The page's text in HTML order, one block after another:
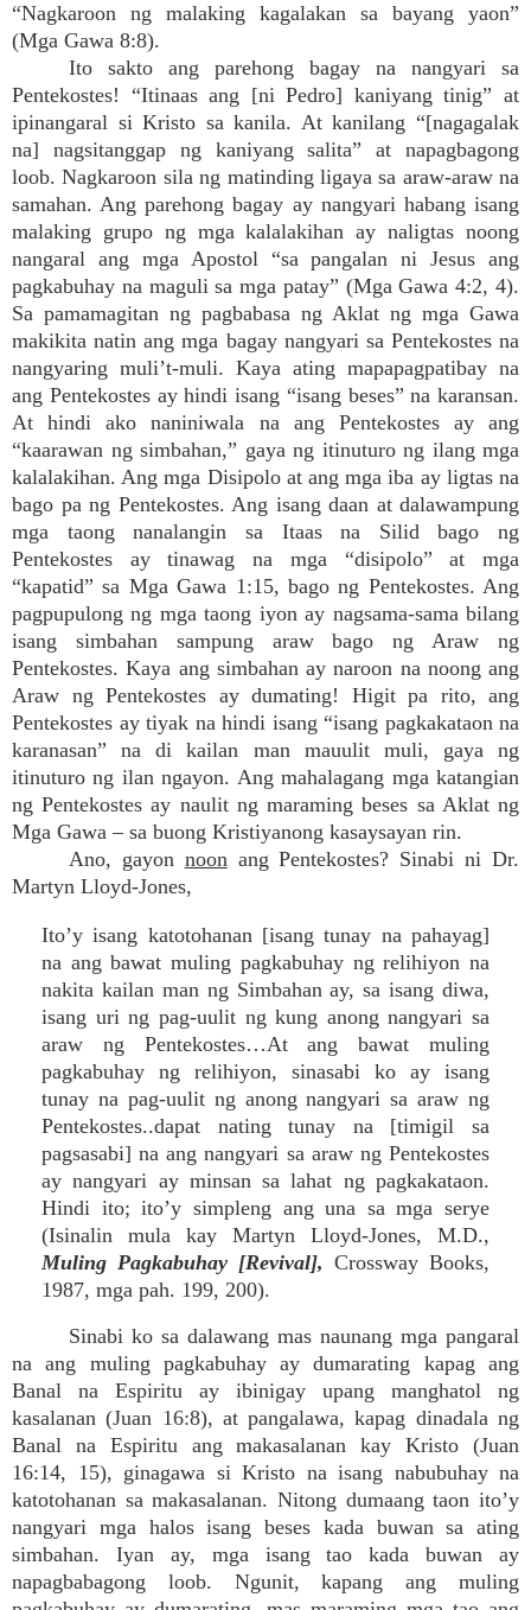
“Nagkaroon ng malaking kagalakan sa bayang yaon”
(Mga Gawa 8:8).
Ito sakto ang parehong bagay na nangyari sa
Pentekostes! “Itinaas ang [ni Pedro] kaniyang tinig” at
ipinangaral si Kristo sa kanila. At kanilang “[nagagalak
na] nagsitanggap ng kaniyang salita” at napagbagong
loob. Nagkaroon sila ng matinding ligaya sa araw-araw na
samahan. Ang parehong bagay ay nangyari habang isang
malaking grupo ng mga kalalakihan ay naligtas noong
nangaral ang mga Apostol “sa pangalan ni Jesus ang
pagkabuhay na maguli sa mga patay” (Mga Gawa 4:2, 4).
Sa pamamagitan ng pagbabasa ng Aklat ng mga Gawa
makikita natin ang mga bagay nangyari sa Pentekostes na
nangyaring muli’t-muli. Kaya ating mapapagpatibay na
ang Pentekostes ay hindi isang “isang beses” na karansan.
At hindi ako naniniwala na ang Pentekostes ay ang
“kaarawan ng simbahan,” gaya ng itinuturo ng ilang mga
kalalakihan. Ang mga Disipolo at ang mga iba ay ligtas na
bago pa ng Pentekostes. Ang isang daan at dalawampung
mga taong nanalangin sa Itaas na Silid bago ng
Pentekostes ay tinawag na mga “disipolo” at mga
“kapatid” sa Mga Gawa 1:15, bago ng Pentekostes. Ang
pagpupulong ng mga taong iyon ay nagsama-sama bilang
isang simbahan sampung araw bago ng Araw ng
Pentekostes. Kaya ang simbahan ay naroon na noong ang
Araw ng Pentekostes ay dumating! Higit pa rito, ang
Pentekostes ay tiyak na hindi isang “isang pagkakataon na
karanasan” na di kailan man mauulit muli, gaya ng
itinuturo ng ilan ngayon. Ang mahalagang mga katangian
ng Pentekostes ay naulit ng maraming beses sa Aklat ng
Mga Gawa – sa buong Kristiyanong kasaysayan rin.
Ano, gayon noonang Pentekostes? Sinabi ni Dr.
Martyn Lloyd-Jones,
Ito’y isang katotohanan [isang tunay na pahayag]
na ang bawat muling pagkabuhay ng relihiyon na
nakita kailan man ng Simbahan ay, sa isang diwa,
isang uri ng pag-uulit ng kung anong nangyari sa
araw ng Pentekostes…At ang bawat muling
pagkabuhay ng relihiyon, sinasabi ko ay isang
tunay na pag-uulit ng anong nangyari sa araw ng
Pentekostes..dapat nating tunay na [timigil sa
pagsasabi] na ang nangyari sa araw ng Pentekostes
ay nangyari ay minsan sa lahat ng pagkakataon.
Hindi ito; ito’y simpleng ang una sa mga serye
(Isinalin mula kay Martyn Lloyd-Jones, M.D.,
Muling Pagkabuhay [Revival], Crossway Books,
1987, mga pah. 199, 200).
Sinabi ko sa dalawang mas naunang mga pangaral
na ang muling pagkabuhay ay dumarating kapag ang
Banal na Espiritu ay ibinigay upang manghatol ng
kasalanan (Juan 16:8), at pangalawa, kapag dinadala ng
Banal na Espiritu ang makasalanan kay Kristo (Juan
16:14, 15), ginagawa si Kristo na isang nabubuhay na
katotohanan sa makasalanan. Nitong dumaang taon ito’y
nangyari mga halos isang beses kada buwan sa ating
simbahan. Iyan ay, mga isang tao kada buwan ay
napagbabagong loob. Ngunit, kapang ang muling